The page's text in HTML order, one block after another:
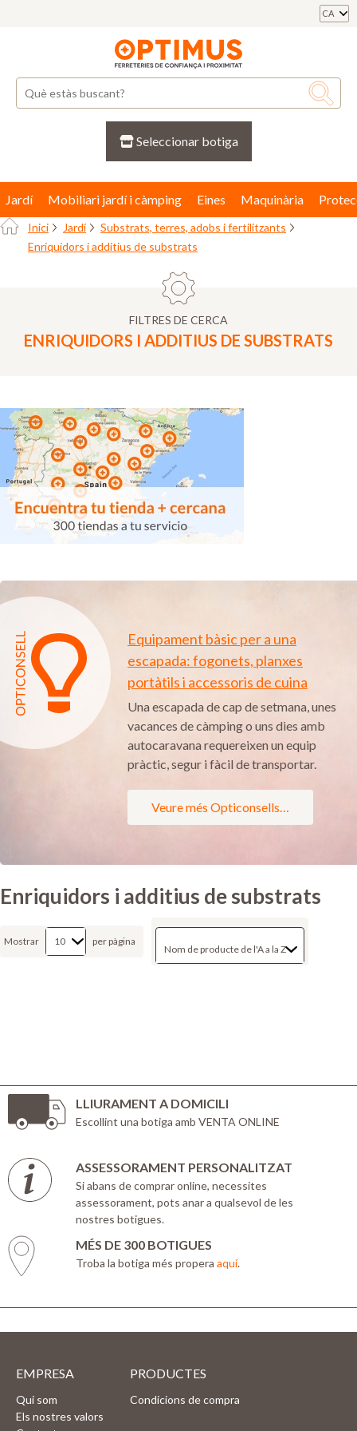
CA
Seleccionar botiga
Jardí Mobiliari jardí i càmping Eines Maquinària
Inici Jardí
Substrats, terres, adobs i fertilitzants
Enriquidors i additius de substrats
FILTRES DE CERCA
ENRIQUIDORS I ADDITIUS DE SUBSTRATS
Equipament bàsic per a una
escapada: fogonets, planxes
portàtils i accessoris de cuina
Una escapada de cap de setmana, unes
vacances de càmping o uns dies amb
autocaravana requereixen un equip
pràctic, segur i fàcil de transportar.
Veure més Opticonsells…
Enriquidors i additius de substrats
Mostrar per pàgina
LLIURAMENT A DOMICILI
Escollint una botiga amb VENTA ONLINE
ASSESSORAMENT PERSONALITZAT
Si abans de comprar online, necessites
assessorament, pots anar a qualsevol de les
nostres botigues.
MÉS DE 300 BOTIGUES
Troba la botiga més propera aquí.
EMPRESA
Qui som
Els nostres valors
PRODUCTES
Condicions de compra